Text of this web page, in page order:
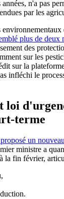
n'a pas
par les
plus de deux
des
sur les
sur la
infléchi le
loi
terme
un
ministre a
la fin février,